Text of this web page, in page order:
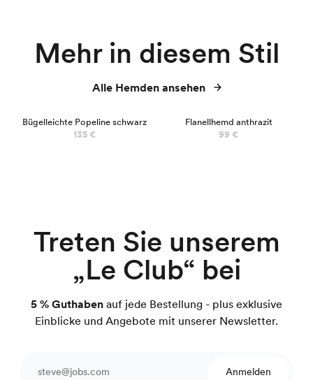
Mehr in diesem Stil
Alle Hemden ansehen
Bügelleichte Popeline schwarz
135 €
Flanellhemd anthrazit
99 €
Treten Sie unserem
„Le Club“ bei
5 % Guthaben auf jede Bestellung - plus exklusive
Einblicke und Angebote mit unserer Newsletter.
Anmelden